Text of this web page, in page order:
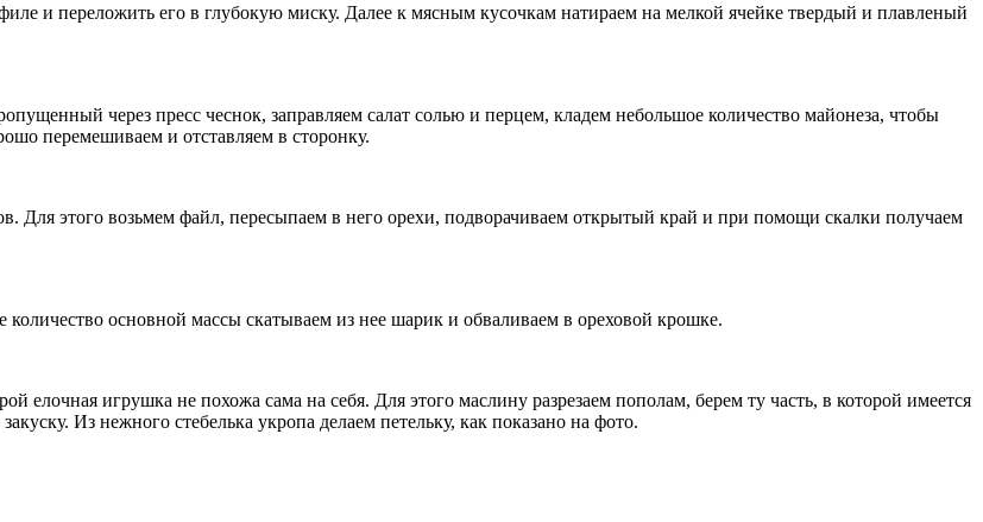
и переложить его в глубокую миску. Далее к мясным кусочкам натираем на мелкой ячейке твердый и плавленый
через пресс чеснок, заправляем салат солью и перцем, кладем небольшое количество майонеза, чтобы
перемешиваем и отставляем в сторонку.
Для этого возьмем файл, пересыпаем в него орехи, подворачиваем открытый край и при помощи скалки получаем
основной массы скатываем из нее шарик и обваливаем в ореховой крошке.
елочная игрушка не похожа сама на себя. Для этого маслину разрезаем пополам, берем ту часть, в которой имеется
Из нежного стебелька укропа делаем петельку, как показано на фото.